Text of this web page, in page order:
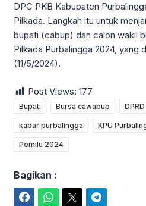
DPC PKB Kabupaten
Pilkada. Langkah itu untuk
bupati (cabup) dan calon wakil
Pilkada Purbalingga 2024, yang
(11/5/2024).
Post Views: 177
Bupati Bursa cawabup DPRD
kabar purbalingga KPU
Pemilu 2024
Bagikan :